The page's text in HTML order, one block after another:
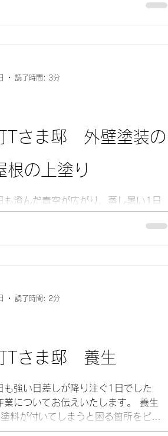
たします。外壁塗装は、最低でも3回
Tさま邸 外壁塗装の
根の上塗り
外壁塗装の下塗りと屋根塗装の上塗り
す。外壁塗装の作業になります。 外
読了時間: 3分
Tさま邸 養生
料が付いてしまうと困る箇所をビニ
作業になります。
読了時間: 2分